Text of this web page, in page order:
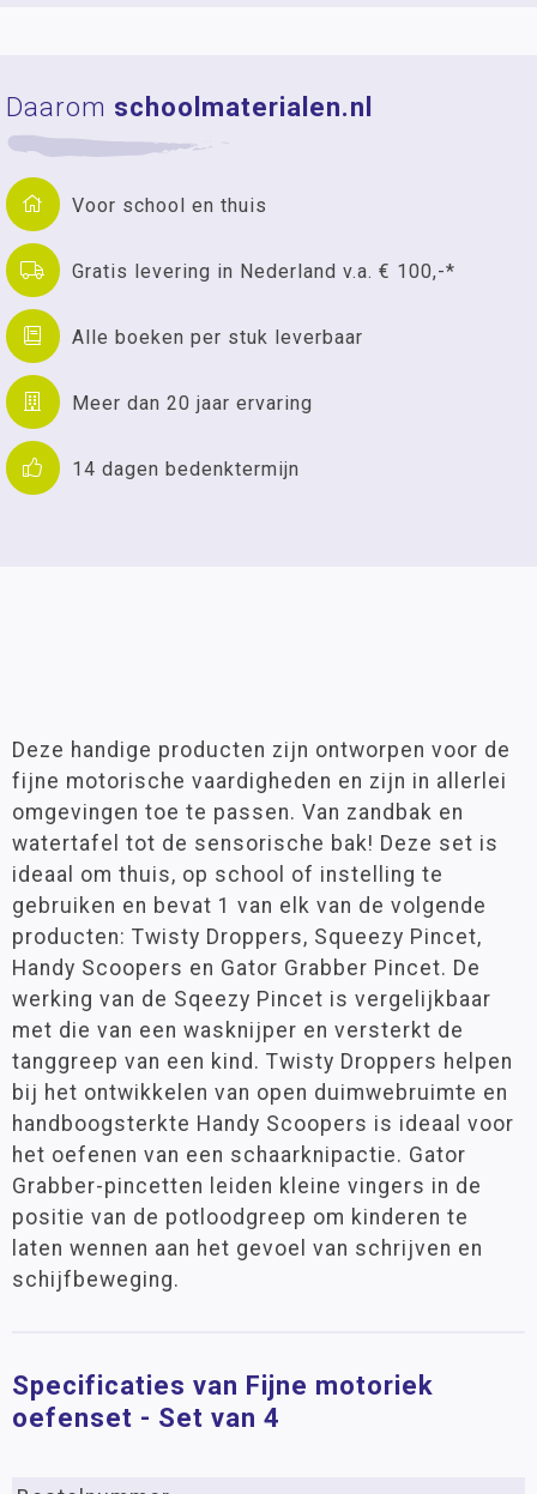
Daarom schoolmaterialen.nl
Voor school en thuis
Gratis levering in Nederland v.a. € 100,-*
Alle boeken per stuk leverbaar
Meer dan 20 jaar ervaring
14 dagen bedenktermijn
Deze handige producten zijn ontworpen voor de
fijne motorische vaardigheden en zijn in allerlei
omgevingen toe te passen. Van zandbak en
watertafel tot de sensorische bak! Deze set is
ideaal om thuis, op school of instelling te
gebruiken en bevat 1 van elk van de volgende
producten: Twisty Droppers, Squeezy Pincet,
Handy Scoopers en Gator Grabber Pincet. De
werking van de Sqeezy Pincet is vergelijkbaar
met die van een wasknijper en versterkt de
tanggreep van een kind. Twisty Droppers helpen
bij het ontwikkelen van open duimwebruimte en
handboogsterkte Handy Scoopers is ideaal voor
het oefenen van een schaarknipactie. Gator
Grabber-pincetten leiden kleine vingers in de
positie van de potloodgreep om kinderen te
laten wennen aan het gevoel van schrijven en
schijfbeweging.
Specificaties van Fijne motoriek
oefenset - Set van 4